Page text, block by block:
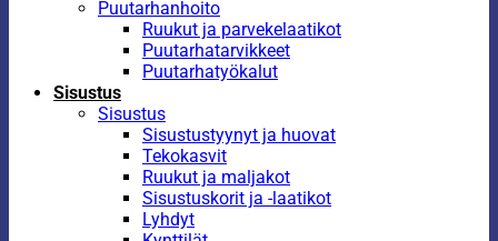
Puutarhanhoito
Ruukut ja parvekelaatikot
Puutarhatarvikkeet
Puutarhatyökalut
Sisustus
Sisustus
Sisustustyynyt ja huovat
Tekokasvit
Ruukut ja maljakot
Sisustuskorit ja -laatikot
Lyhdyt